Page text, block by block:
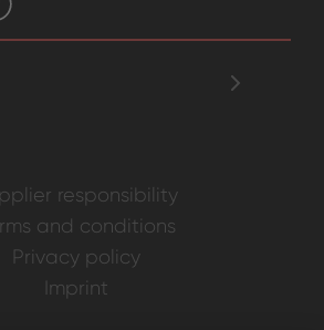
responsibility
and conditions
Privacy policy
Imprint